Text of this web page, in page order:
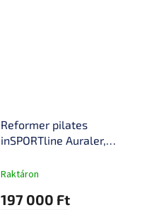
Reformer pilates
inSPORTline Auraler,
rendszer, összecsukható
könnyű kezeléshez
Raktáron
197 000 Ft